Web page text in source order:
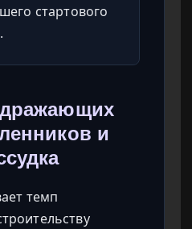
стартового
и
темп